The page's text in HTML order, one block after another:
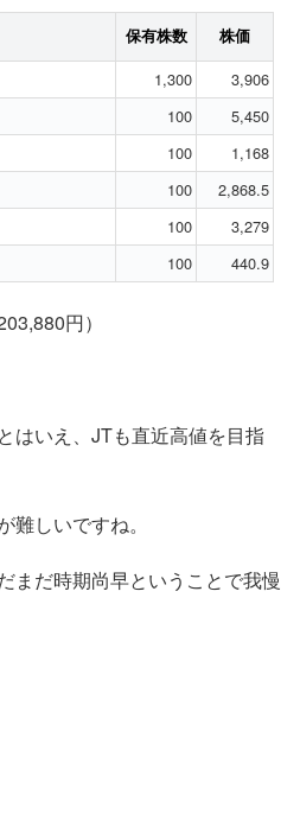
保有株数 株価
1,300
3,906
100
5,450
100
1,168
100
2,868.5
100
3,279
100 440.9
円）
はいえ、JTも直近高値を目指
難しいですね。
まだ時期尚早ということで我慢